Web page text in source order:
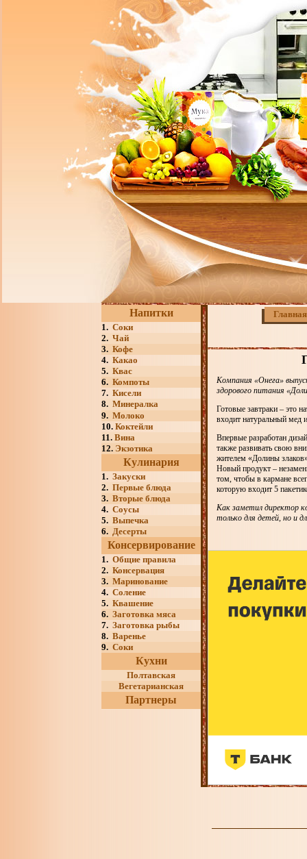
Напитки
1. Соки
2. Чай
3. Кофе
4. Какао
5. Квас
6. Компоты
7. Кисели
8. Минералка
9. Молоко
10. Коктейли
11. Вина
12. Экзотика
Кулинария
1. Закуски
2. Первые блюда
3. Вторые блюда
4. Соусы
5. Выпечка
6. Десерты
Консервирование
1. Общие правила
2. Консервация
3. Маринование
4. Соление
5. Квашение
6. Заготовка мяса
7. Заготовка рыбы
8. Варенье
9. Соки
Кухни
Полтавская
Вегетарианская
Партнеры
Главная
Компания «Онега»
здорового питания
Готовые завтраки – это
входит натуральный мед
Впервые разработан
также развивать свою
жителем «Долины
Новый продукт –
том, чтобы в кармане
которую входит 5
Как заметил директор
только для детей, но и